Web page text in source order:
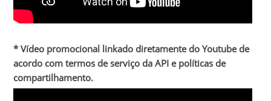
* Vídeo promocional linkado diretamente do Youtube de
acordo com termos de serviço da API e políticas de
compartilhamento.